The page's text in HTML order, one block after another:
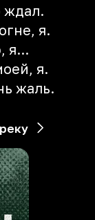
ждал.
я.
я...
я.
жаль.